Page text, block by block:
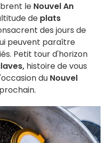
le Nouvel An
de plats
des jours de
peuvent paraître
Petit tour d'horizon
histoire de vous
du Nouvel